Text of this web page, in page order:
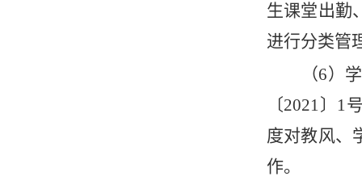
生课堂出勤
进行分类管
（6）
〔2021〕
度对教风、
作。